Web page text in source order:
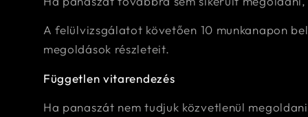
A felülvizsgálatot követően 10 munkanapon
megoldások részleteit.
Független vitarendezés
Ha panaszát nem tudjuk közvetlenül